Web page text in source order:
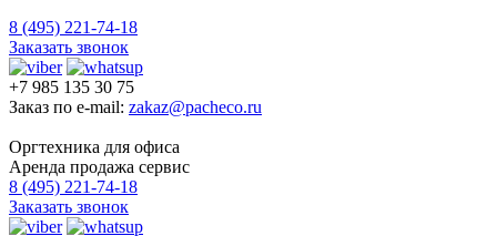
8 (495) 221-74-18
Заказать звонок
+7 985 135 30 75
Заказ по e-mail: zakaz@pacheco.ru
Оргтехника для офиса
Аренда продажа сервис
8 (495) 221-74-18
Заказать звонок